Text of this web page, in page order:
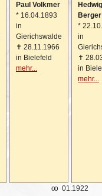
Paul Volkmer
* 16.04.1893
in
Gierichswalde
✝ 28.11.1966
in Bielefeld
mehr...
Hedwig
Berger
*
in
✝
in
mehr...
oo 01.1922